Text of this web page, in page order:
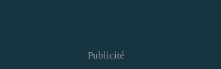
Publicité